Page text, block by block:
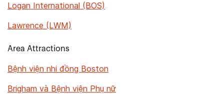
Logan International (BOS)
Lawrence (LWM)
Area Attractions
Bệnh viện nhi đồng Boston
Brigham và Bệnh viện Phụ nữ